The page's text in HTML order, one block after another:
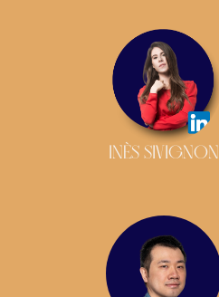
INÈS SIVIGNON